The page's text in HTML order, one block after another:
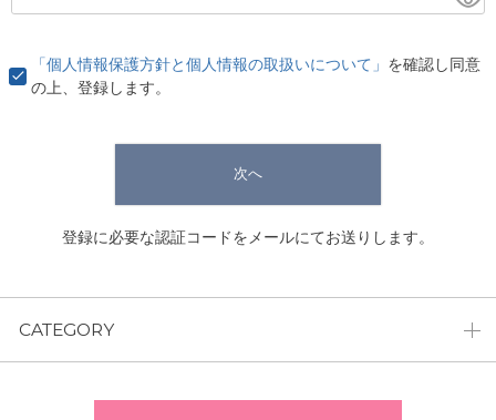
)
「個人情報保護方針と個人情報の取扱いについて」 を確認し同意
の上、登録します。
次へ
登録に必要な認証コードをメールにてお送りします。
CATEGORY